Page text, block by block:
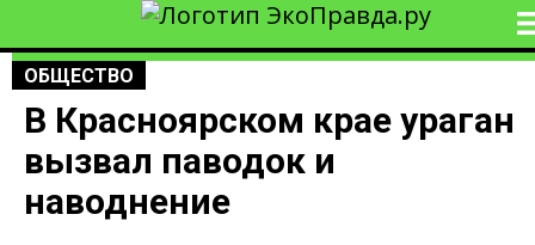
ОБЩЕСТВО
В Красноярском крае ураган
вызвал паводок и
наводнение